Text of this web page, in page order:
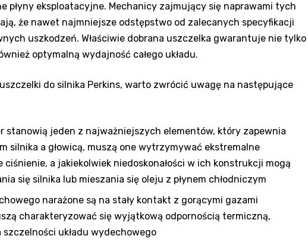
płyny eksploatacyjne. Mechanicy zajmujący się naprawami tych
że nawet najmniejsze odstępstwo od zalecanych specyfikacji
uszkodzeń. Właściwie dobrana uszczelka gwarantuje nie tylko
optymalną wydajność całego układu.
do silnika Perkins, warto zwrócić uwagę na następujące
stanowią jeden z najważniejszych elementów, który zapewnia
silnika a głowicą, muszą one wytrzymywać ekstremalne
a jakiekolwiek niedoskonałości w ich konstrukcji mogą
się silnika lub mieszania się oleju z płynem chłodniczym
narażone są na stały kontakt z gorącymi gazami
charakteryzować się wyjątkową odpornością termiczną,
układu wydechowego